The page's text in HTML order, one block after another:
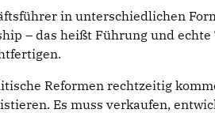
in unterschiedlichen
– das heißt Führung und
Reformen rechtzeitig
Es muss verkaufen,